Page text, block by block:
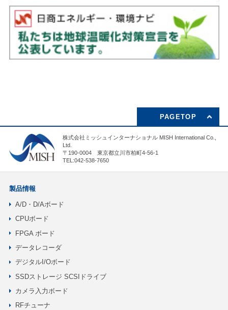
PAGETOP
株式会社ミッシュインターナショナル MISH International Co.,
Ltd.
〒190-0004 東京都立川市柏町4-56-1
TEL:042-538-7650
製品情報
A/D・D/Aボード
CPUボード
FPGA ボード
データレコーダ
デジタルI/Oボード
SSDストレージ SCSIドライブ
カメラ入力ボード
RFチューナ